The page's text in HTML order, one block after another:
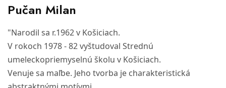
Pučan Milan
"Narodil sa r.1962 v Košiciach.
V rokoch 1978 - 82 vyštudoval Strednú
umeleckopriemyselnú školu v Košiciach.
Venuje sa maľbe. Jeho tvorba je charakteristická